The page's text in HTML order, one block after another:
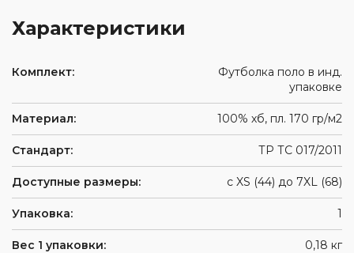
Влагозащитная
Одноразовая
Одежда
для
сварщиков
Обувь
температур
защиты
Респираторы
органов
и
швейная
фурнитура
Характеристики
Комплект:
Футболка поло в инд.
упаковке
Материал: 100% хб, пл. 170 гр/м2
Стандарт: ТР ТС 017/2011
Доступные размеры: с XS (44) до 7XL (68)
Упаковка: 1
Вес 1 упаковки: 0,18 кг